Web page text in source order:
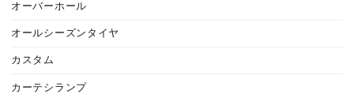
オーバーホール
オールシーズンタイヤ
カスタム
カーテシランプ